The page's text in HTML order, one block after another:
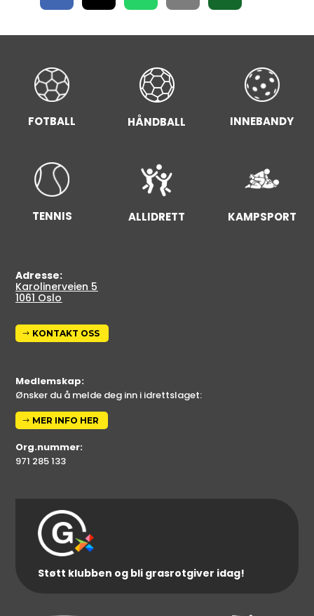
FOTBALL HÅNDBALL INNEBANDY
TENNIS ALLIDRETT KAMPSPORT
Adresse:
Karolinerveien 5
1061 Oslo
KONTAKT OSS
Medlemskap:
Ønsker du å melde deg inn i idrettslaget:
MER INFO HER
Org.nummer:
971 285 133
Støtt klubben og bli grasrotgiver idag!